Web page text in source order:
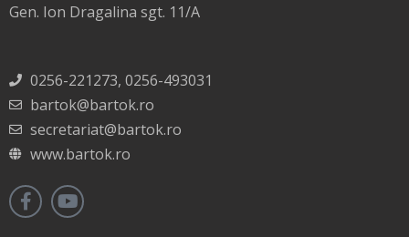
Gen. Ion Dragalina sgt. 11/A
0256-221273, 0256-493031
bartok@bartok.ro
secretariat@bartok.ro
www.bartok.ro